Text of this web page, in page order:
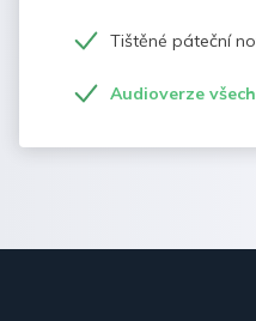
Tištěné páteční
Audioverze